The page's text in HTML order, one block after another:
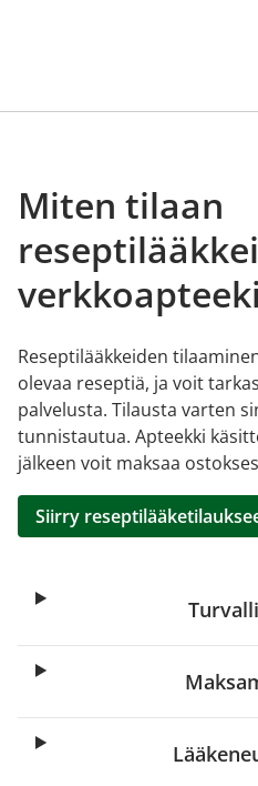
Miten tilaan
Reseptilääkkeiden
olevaa reseptiä, ja voit
palvelusta. Tilausta varten
tunnistautua. Apteekki
jälkeen voit maksaa
Siirry